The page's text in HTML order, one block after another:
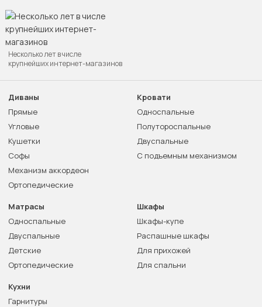
Несколько лет в числе
крупнейших интернет-магазинов
Диваны
Прямые
Угловые
Кушетки
Софы
Механизм аккордеон
Ортопедические
Кровати
Односпальные
Полутороспальные
Двуспальные
С подъемным механизмом
Матрасы
Односпальные
Двуспальные
Детские
Ортопедические
Шкафы
Шкафы-купе
Распашные шкафы
Для прихожей
Для спальни
Кухни
Гарнитуры